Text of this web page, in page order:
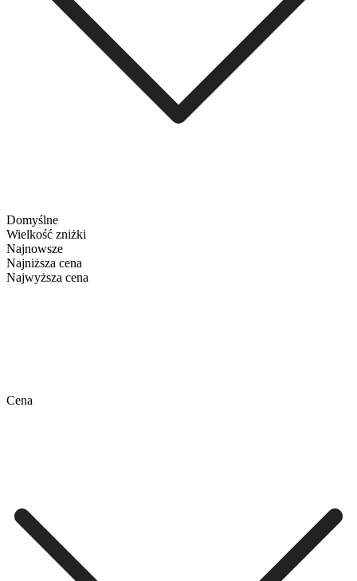
Domyślne
Wielkość zniżki
Najnowsze
Najniższa cena
Najwyższa cena
Cena